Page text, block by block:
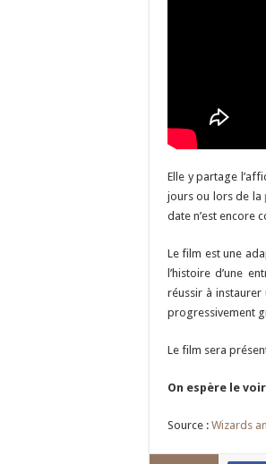
Elle y partage
jours ou lors de la
date n’est encore
Le film est une
l’histoire d’une
réussir à
progressivement
Le film sera
On espère le
Source : Wizards